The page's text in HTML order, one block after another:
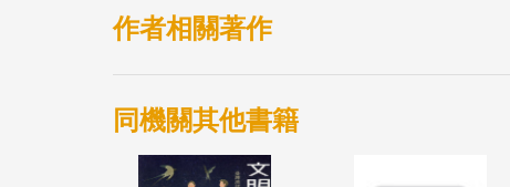
作者相關著作
同機關其他書籍